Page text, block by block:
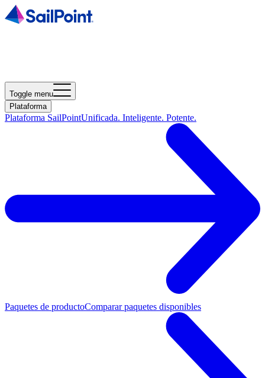
Toggle menu
Plataforma
Plataforma SailPointUnificada. Inteligente. Potente.
Paquetes de productoComparar paquetes disponibles